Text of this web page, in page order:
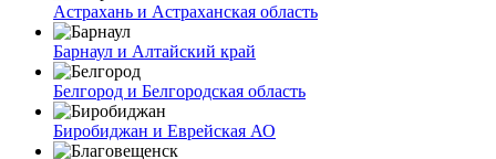
Астрахань и Астраханская область
Барнаул и Алтайский край
Белгород и Белгородская область
Биробиджан и Еврейская АО